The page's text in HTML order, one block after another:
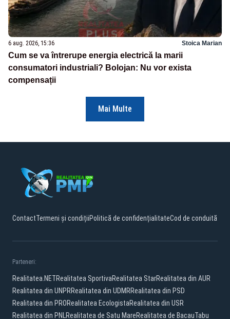
6 aug. 2026, 15:36 Stoica Marian
Cum se va întrerupe energia electrică la marii
consumatori industriali? Bolojan: Nu vor exista
compensații
Mai Multe
ContactTermeni și condițiiPolitică de confidențialitateCod de conduită
Parteneri:
Realitatea.NETRealitatea SportivaRealitatea StarRealitatea din AUR
Realitatea din UNPRRealitatea din UDMRRealitatea din PSD
Realitatea din PRORealitatea EcologistaRealitatea din USR
Realitatea din PNLRealitatea de Satu MareRealitatea de BacauTabu